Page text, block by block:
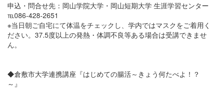
申込・問合せ先：岡山学院大学・岡山短期大学 生涯学習センター
℡086-428-2651
※当日朝ご自宅にて体温をチェックし、学内ではマスクをご着用く
ださい。37.5度以上の発熱・体調不良等ある場合は受講できませ
ん。
◆倉敷市大学連携講座『はじめての腸活～きょう何たべよ！？
～』